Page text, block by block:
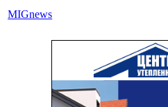
МIGnews